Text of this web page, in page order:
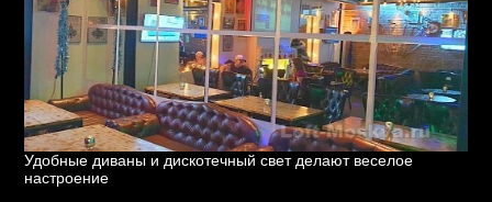
Удобные диваны и дискотечный свет делают веселое
настроение